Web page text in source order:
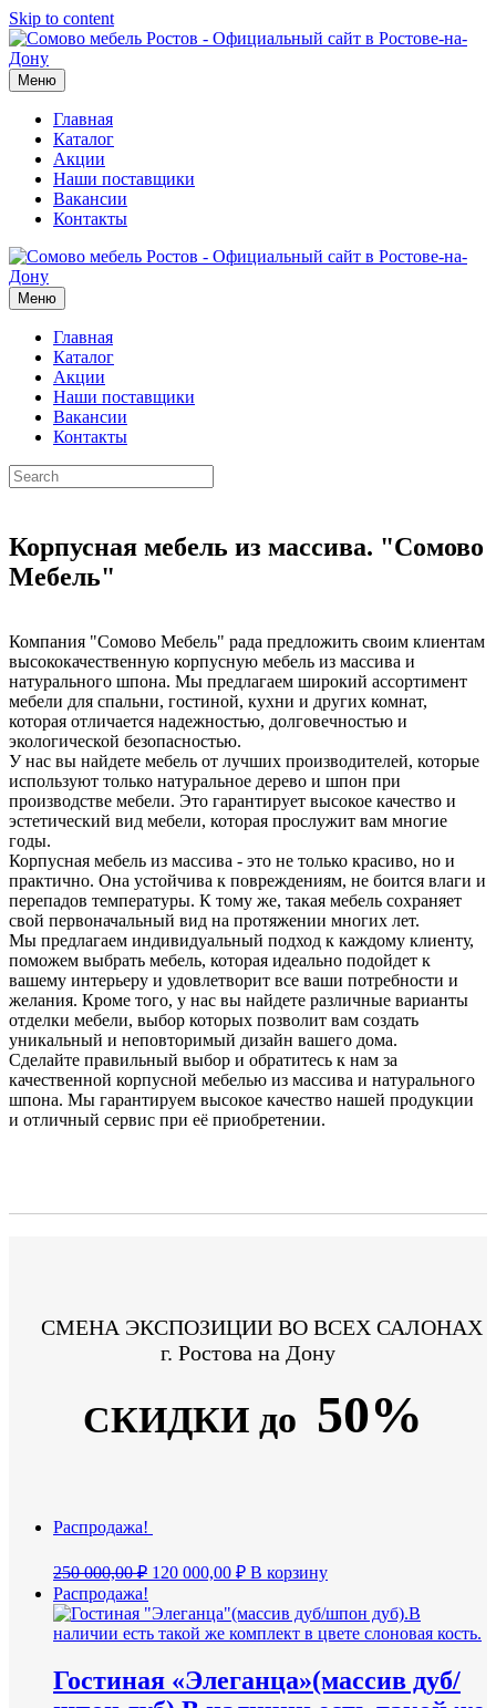
Skip to content
Меню
Главная
Каталог
Акции
Наши поставщики
Вакансии
Контакты
Меню
Главная
Каталог
Акции
Наши поставщики
Вакансии
Контакты
Корпусная мебель из массива. "Сомово
Мебель"
Компания "Сомово Мебель" рада предложить своим клиентам
высококачественную корпусную мебель из массива и
натурального шпона. Мы предлагаем широкий ассортимент
мебели для спальни, гостиной, кухни и других комнат,
которая отличается надежностью, долговечностью и
экологической безопасностью.
У нас вы найдете мебель от лучших производителей, которые
используют только натуральное дерево и шпон при
производстве мебели. Это гарантирует высокое качество и
эстетический вид мебели, которая прослужит вам многие
годы.
Корпусная мебель из массива - это не только красиво, но и
практично. Она устойчива к повреждениям, не боится влаги и
перепадов температуры. К тому же, такая мебель сохраняет
свой первоначальный вид на протяжении многих лет.
Мы предлагаем индивидуальный подход к каждому клиенту,
поможем выбрать мебель, которая идеально подойдет к
вашему интерьеру и удовлетворит все ваши потребности и
желания. Кроме того, у нас вы найдете различные варианты
отделки мебели, выбор которых позволит вам создать
уникальный и неповторимый дизайн вашего дома.
Сделайте правильный выбор и обратитесь к нам за
качественной корпусной мебелью из массива и натурального
шпона. Мы гарантируем высокое качество нашей продукции
и отличный сервис при её приобретении.
СМЕНА ЭКСПОЗИЦИИ ВО ВСЕХ САЛОНАХ
г. Ростова на Дону
СКИДКИ до 50%
Распродажа!
250 000,00₽ Первоначальная
составляла
250
120 000,00 ₽Текущая
цена:
120
000,00 ₽.
В корзину
Распродажа!
Гостиная «Элеганца»(массив дуб/